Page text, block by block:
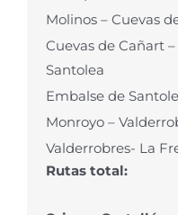
Molinos – Cuevas
Cuevas de Cañart
Santolea
Embalse de
Monroyo –
Valderrobres- La
Rutas total: